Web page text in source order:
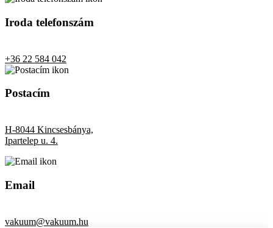
Iroda telefonszám
+36 22 584 042
Postacím
H-8044 Kincsesbánya,
Ipartelep u. 4.
Email
vakuum@vakuum.hu